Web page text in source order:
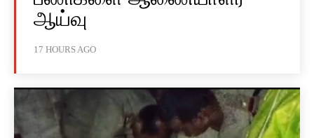
ஆய்வு
17 HOURS AGO